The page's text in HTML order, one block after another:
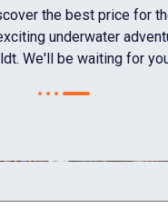
the best price for
underwater
We'll be waiting for